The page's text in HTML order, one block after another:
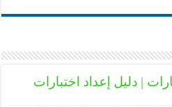
| دليل إعداد اختبارات